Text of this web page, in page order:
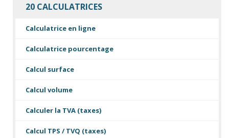
20 CALCULATRICES
Calculatrice en ligne
Calculatrice pourcentage
Calcul surface
Calcul volume
Calculer la TVA (taxes)
Calcul TPS / TVQ (taxes)